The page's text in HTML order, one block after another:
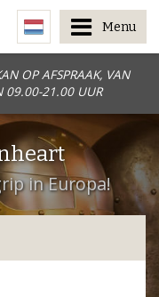
OP AFSPRAAK, VAN
09.00-21.00 UUR
Menu
in Europa!